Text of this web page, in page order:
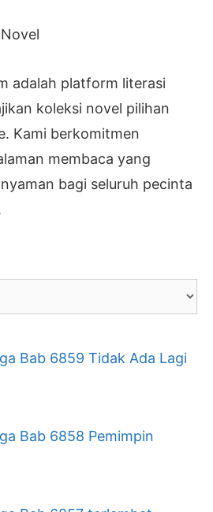
adalah platform literasi
koleksi novel pilihan
Kami berkomitmen
membaca yang
bagi seluruh pecinta
Bab 6859 Tidak Ada Lagi
Bab 6858 Pemimpin